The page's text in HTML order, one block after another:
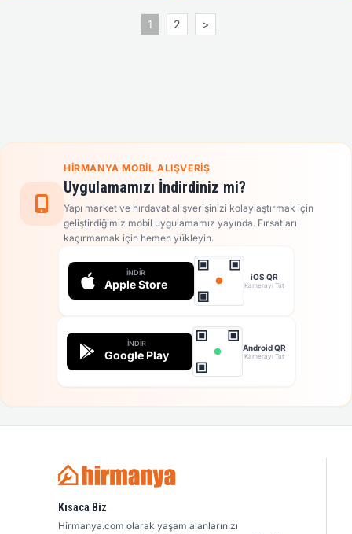
1 2 >
HIRMANYA MOBIL ALIŞVERIŞ
Uygulamamızı İndirdiniz mi?
Yapı market ve hırdavat alışverişinizi kolaylaştırmak için
geliştirdiğimiz mobil uygulamamız yayında. Fırsatları
kaçırmamak için hemen yükleyin.
İNDIR
Apple Store
iOS QR
Kamerayı Tut
İNDIR
Google Play
Android QR
Kamerayı Tut
Kısaca Biz
Hirmanya.com olarak yaşam alanlarınızı